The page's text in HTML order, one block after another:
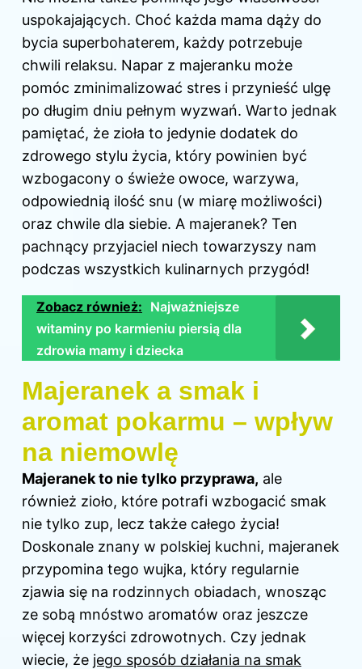
uspokajających. Choć każda mama dąży do
bycia superbohaterem, każdy potrzebuje
chwili relaksu. Napar z majeranku może
pomóc zminimalizować stres i przynieść ulgę
po długim dniu pełnym wyzwań. Warto jednak
pamiętać, że zioła to jedynie dodatek do
zdrowego stylu życia, który powinien być
wzbogacony o świeże owoce, warzywa,
odpowiednią ilość snu (w miarę możliwości)
oraz chwile dla siebie. A majeranek? Ten
pachnący przyjaciel niech towarzyszy nam
podczas wszystkich kulinarnych przygód!
Zobacz również: Najważniejsze
witaminy po karmieniu piersią dla
zdrowia mamy i dziecka
Majeranek a smak i
aromat pokarmu – wpływ
na niemowlę
Majeranek to nie tylko przyprawa, ale
również zioło, które potrafi wzbogacić smak
nie tylko zup, lecz także całego życia!
Doskonale znany w polskiej kuchni, majeranek
przypomina tego wujka, który regularnie
zjawia się na rodzinnych obiadach, wnosząc
ze sobą mnóstwo aromatów oraz jeszcze
więcej korzyści zdrowotnych. Czy jednak
wiecie, że jego sposób działania na smak